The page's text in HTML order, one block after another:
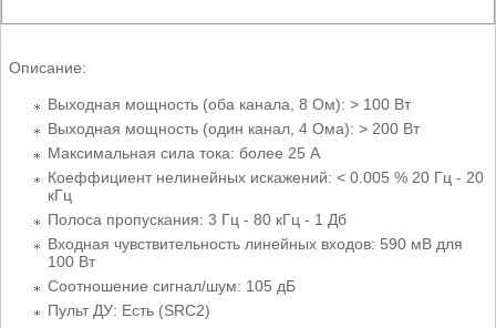
Описание:
Выходная мощность (оба канала, 8 Ом): > 100 Вт
Выходная мощность (один канал, 4 Ома): > 200 Вт
Максимальная сила тока: более 25 A
Коеффициент нелинейных искажений: < 0.005 % 20 Гц - 20
кГц
Полоса пропускания: 3 Гц - 80 кГц - 1 Дб
Входная чувствительность линейных входов: 590 мВ для
100 Вт
Соотношение сигнал/шум: 105 дБ
Пульт ДУ: Есть (SRC2)